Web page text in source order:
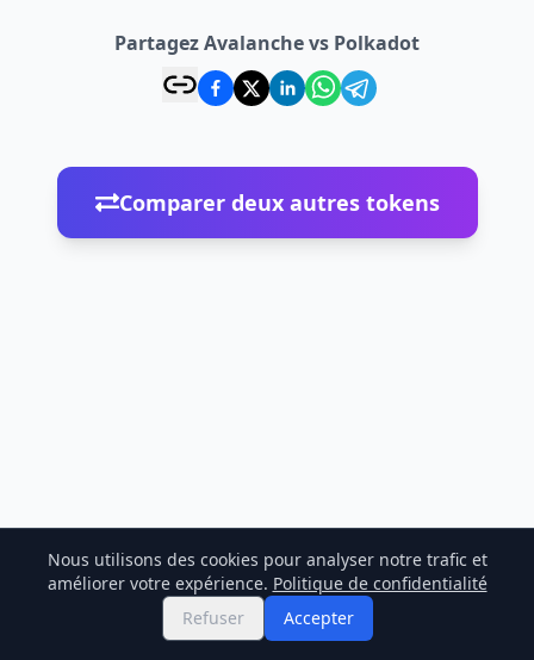
Partagez Avalanche vs Polkadot
Comparer deux autres tokens
Nous utilisons des cookies pour analyser notre trafic et
améliorer votre expérience. Politique de confidentialité
Refuser
Accepter